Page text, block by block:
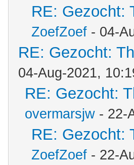
RE: Gezocht:
ZoefZoef - 04-
RE: Gezocht:
04-Aug-2021,
RE: Gezocht:
overmarsjw - 22-
RE: Gezocht:
ZoefZoef - 22-